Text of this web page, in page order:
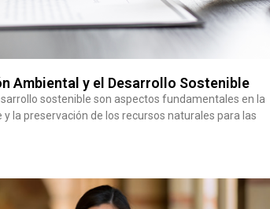
Ambiental y el Desarrollo Sostenible
sostenible son aspectos fundamentales en la
la preservación de los recursos naturales para las